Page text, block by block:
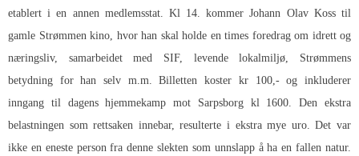
etablert i en annen medlemsstat. Kl 14. kommer Johann Olav Koss til
gamle Strømmen kino, hvor han skal holde en times foredrag om idrett og
næringsliv, samarbeidet med SIF, levende lokalmiljø, Strømmens
betydning for han selv m.m. Billetten koster kr 100,- og inkluderer
inngang til dagens hjemmekamp mot Sarpsborg kl 1600. Den ekstra
belastningen som rettsaken innebar, resulterte i ekstra mye uro. Det var
ikke en eneste person fra denne slekten som unnslapp å ha en fallen natur.